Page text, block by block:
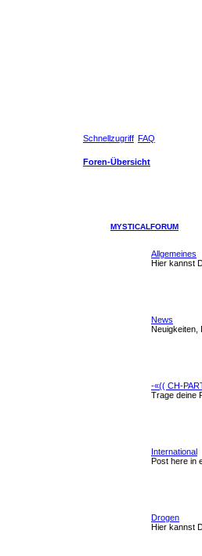
Schnellzugriff FAQ
Foren-Übersicht
MYSTICALFORUM
Allgemeines
Hier kannst
News
Neuigkeiten,
-«(( CH-
Trage deine
International
Post here in
Drogen
Hier kannst